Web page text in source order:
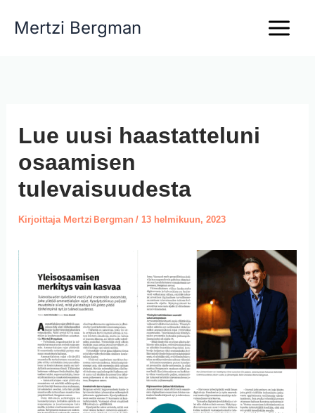
sisältöön
Mertzi Bergman
Lue uusi haastatteluni
osaamisen
tulevaisuudesta
Kirjoittaja Mertzi Bergman/ 13 helmikuun, 2023